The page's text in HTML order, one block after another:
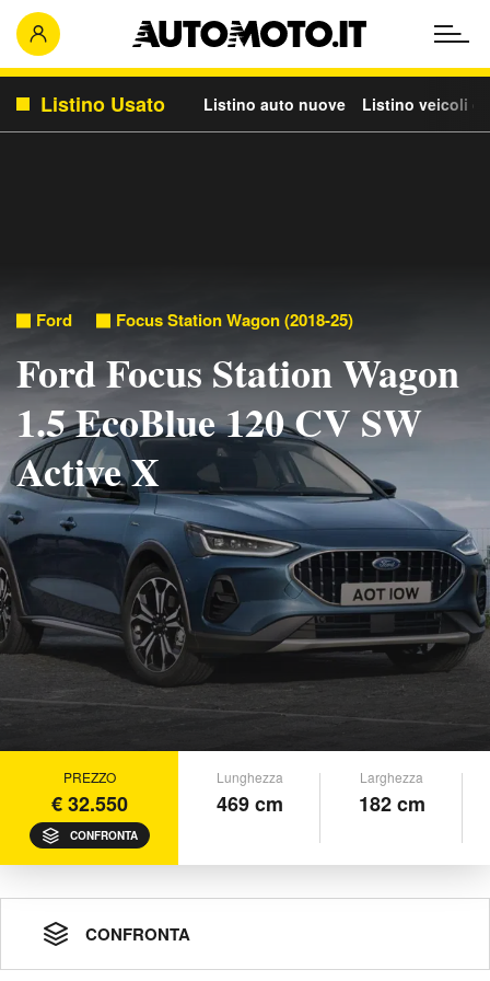
Listino Usato Listino auto nuove Listino veicoli
Ford Focus Station Wagon (2018-25)
Ford Focus Station Wagon
1.5 EcoBlue 120 CV SW
Active X
PREZZO
€ 32.550
CONFRONTA
Lunghezza
469 cm
Larghezza
182 cm
CONFRONTA